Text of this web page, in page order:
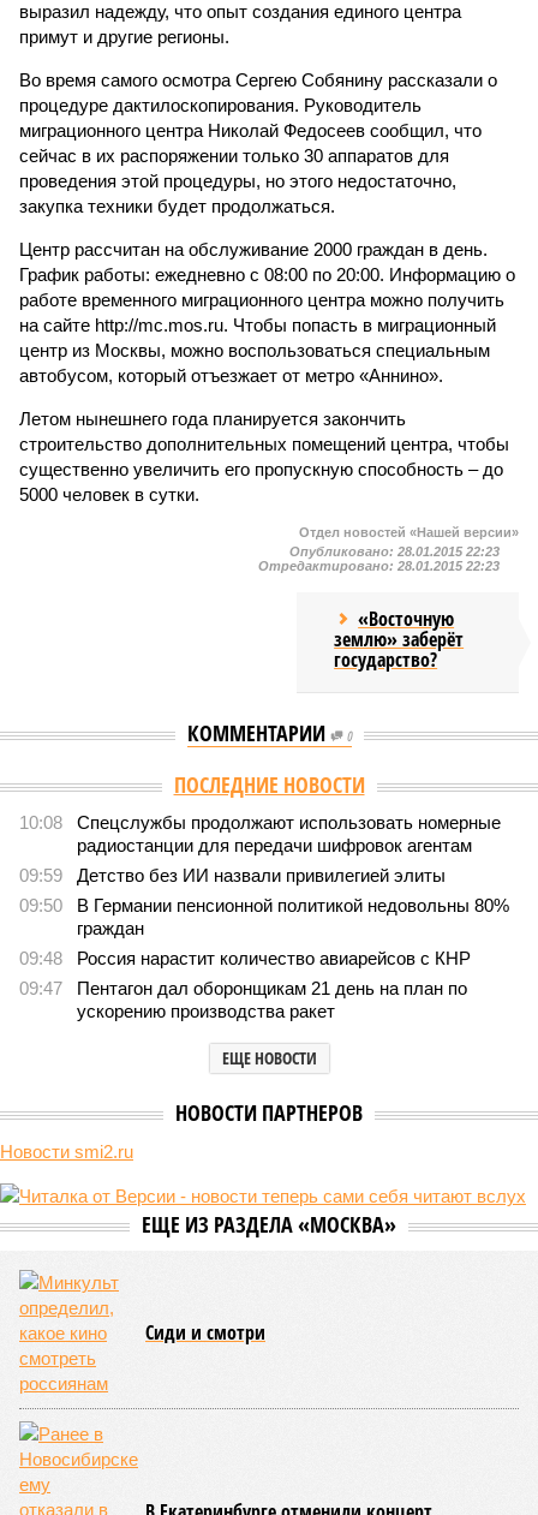
выразил надежду, что опыт создания единого центра
примут и другие регионы.
Во время самого осмотра Сергею Собянину рассказали о
процедуре дактилоскопирования. Руководитель
миграционного центра Николай Федосеев сообщил, что
сейчас в их распоряжении только 30 аппаратов для
проведения этой процедуры, но этого недостаточно,
закупка техники будет продолжаться.
Центр рассчитан на обслуживание 2000 граждан в день.
График работы: ежедневно с 08:00 по 20:00. Информацию о
работе временного миграционного центра можно получить
на сайте http://mc.mos.ru. Чтобы попасть в миграционный
центр из Москвы, можно воспользоваться специальным
автобусом, который отъезжает от метро «Аннино».
Летом нынешнего года планируется закончить
строительство дополнительных помещений центра, чтобы
существенно увеличить его пропускную способность – до
5000 человек в сутки.
Отдел новостей «Нашей версии»
Опубликовано: 28.01.2015 22:23
Отредактировано: 28.01.2015 22:23
«Восточную
землю» заберёт
государство?
КОММЕНТАРИИ 0
ПОСЛЕДНИЕ НОВОСТИ
10:08
Спецслужбы продолжают использовать номерные
радиостанции для передачи шифровок агентам
09:59
Детство без ИИ назвали привилегией элиты
09:50
В Германии пенсионной политикой недовольны 80%
граждан
09:48
Россия нарастит количество авиарейсов с КНР
09:47
Пентагон дал оборонщикам 21 день на план по
ускорению производства ракет
ЕЩЕ НОВОСТИ
НОВОСТИ ПАРТНЕРОВ
Новости smi2.ru
ЕЩЕ ИЗ РАЗДЕЛА «МОСКВА»
Сиди и смотри